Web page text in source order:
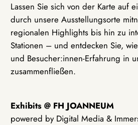
Lassen Sie sich von der Karte auf
durch unsere Ausstellungsorte
regionalen Highlights bis hin zu
Stationen – und entdecken Sie,
und Besucher:innen-Erfahrung in
zusammenfließen.
Exhibits @ FH JOANNEUM
powered by Digital Media &